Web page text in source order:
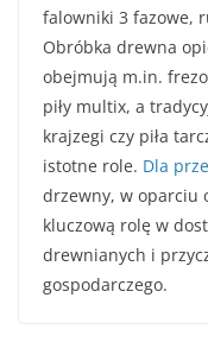
falowniki 3 fazowe,
Obróbka drewna
obejmują m.in.
piły multix, a
krajzegi czy piła
istotne role. Dla
drzewny, w oparciu
kluczową rolę w
drewnianych i
gospodarczego.